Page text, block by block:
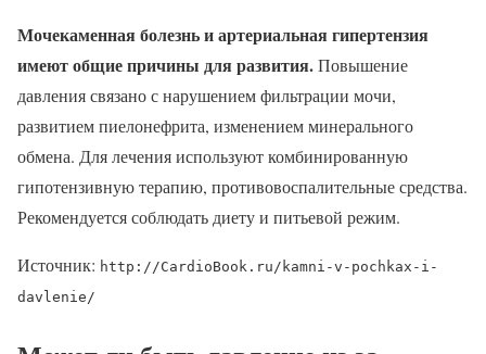
Мочекаменная болезнь и артериальная гипертензия
имеют общие причины для развития.Повышение
давления связано с нарушением фильтрации мочи,
развитием пиелонефрита, изменением минерального
обмена. Для лечения используют комбинированную
гипотензивную терапию, противовоспалительные средства.
Рекомендуется соблюдать диету и питьевой режим.
Источник: http://CardioBook.ru/kamni-v-pochkax-i-
davlenie/